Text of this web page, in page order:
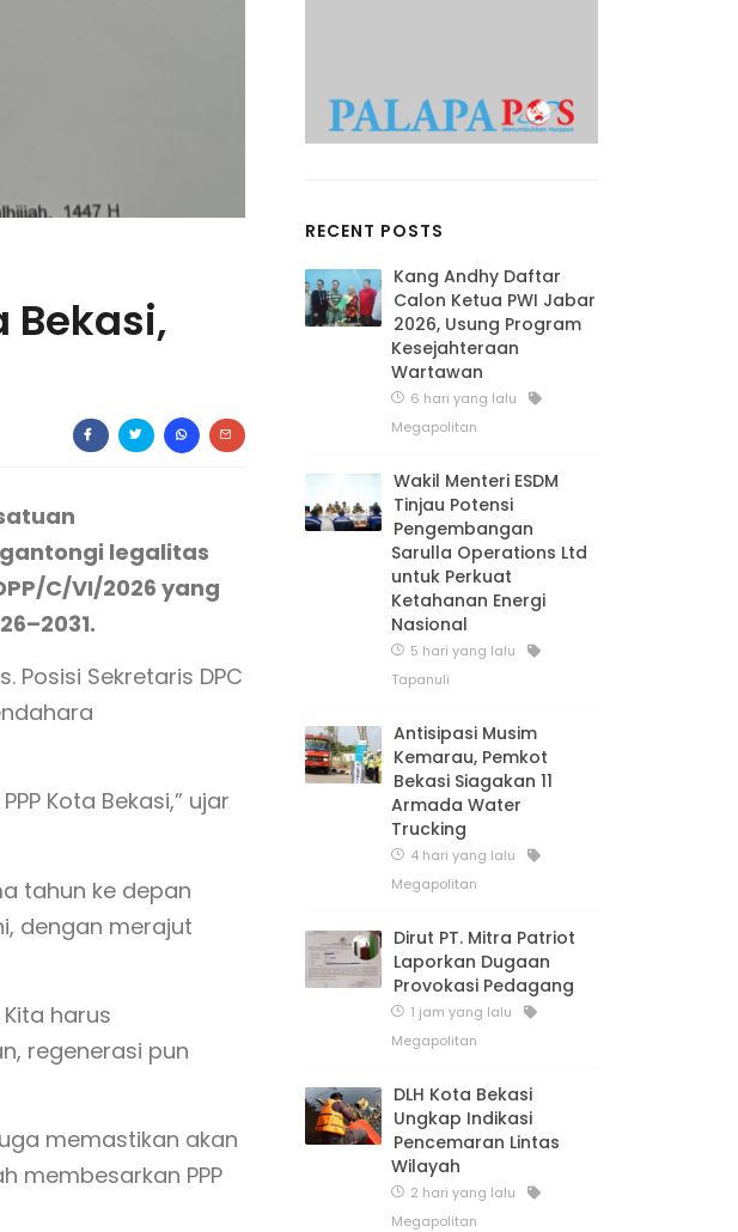
Bekasi,
legalitas
C/VI/2026 yang
Sekretaris DPC
Kota Bekasi,” ujar
tahun ke depan
dengan merajut
harus
regenerasi pun
memastikan akan
membesarkan PPP
RECENT POSTS
Kang Andhy Daftar
Calon Ketua PWI Jabar
2026, Usung Program
Kesejahteraan
Wartawan
6 hari yang lalu
Megapolitan
Wakil Menteri ESDM
Tinjau Potensi
Pengembangan
Sarulla Operations Ltd
untuk Perkuat
Ketahanan Energi
Nasional
5 hari yang lalu
Tapanuli
Antisipasi Musim
Kemarau, Pemkot
Bekasi Siagakan 11
Armada Water
Trucking
4 hari yang lalu
Megapolitan
Dirut PT. Mitra Patriot
Laporkan Dugaan
Provokasi Pedagang
1 jam yang lalu
Megapolitan
DLH Kota Bekasi
Ungkap Indikasi
Pencemaran Lintas
Wilayah
2 hari yang lalu
Megapolitan